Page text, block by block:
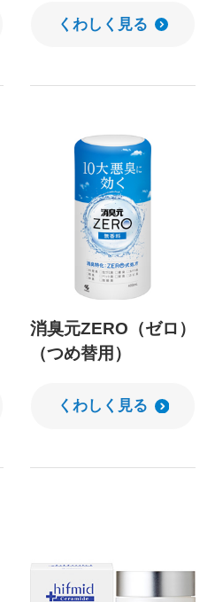
くわしく見る
消臭元ZERO（ゼロ）
（つめ替用）
くわしく見る